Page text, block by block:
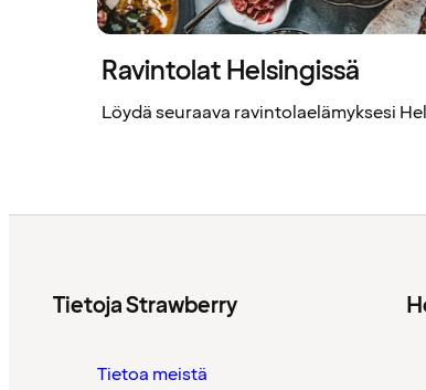
Ravintolat Helsingissä
Löydä seuraava ravintolaelämyksesi
Tietoja Strawberry
Tietoa meistä